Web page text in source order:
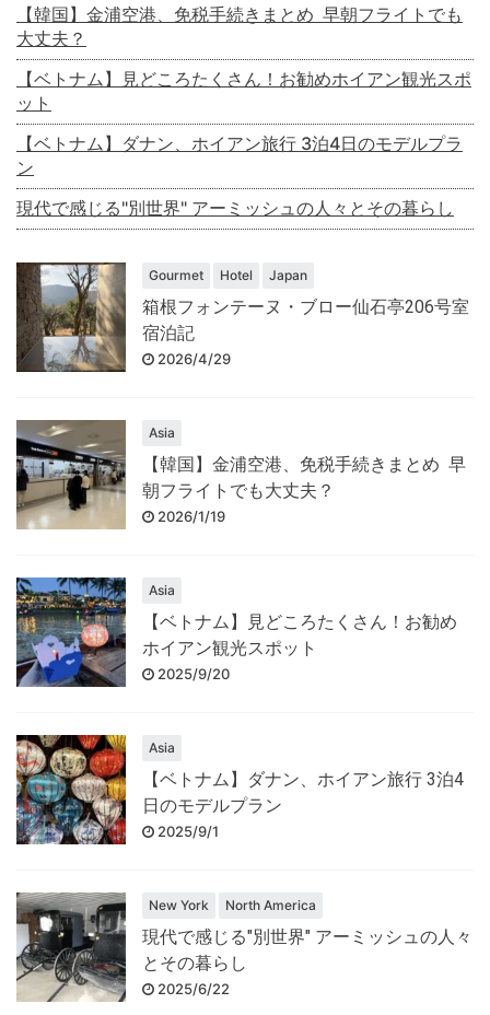
【韓国】金浦空港、免税手続きまとめ 早朝フライトでも
大丈夫？
【ベトナム】見どころたくさん！お勧めホイアン観光スポ
ット
【ベトナム】ダナン、ホイアン旅行 3泊4日のモデルプラ
ン
現代で感じる"別世界" アーミッシュの人々とその暮らし
Gourmet Hotel Japan
箱根フォンテーヌ・ブロー仙石亭206号室
宿泊記
2026/4/29
Asia
【韓国】金浦空港、免税手続きまとめ 早
朝フライトでも大丈夫？
2026/1/19
Asia
【ベトナム】見どころたくさん！お勧め
ホイアン観光スポット
2025/9/20
Asia
【ベトナム】ダナン、ホイアン旅行 3泊4
日のモデルプラン
2025/9/1
New York North America
現代で感じる"別世界" アーミッシュの人々
とその暮らし
2025/6/22